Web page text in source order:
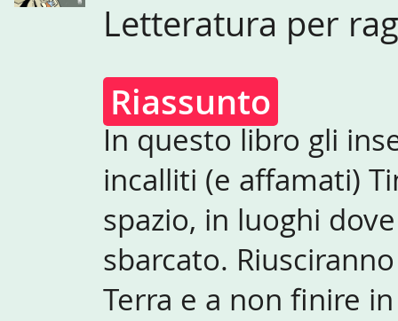
Letteratura per
Riassunto
In questo libro gli
incalliti (e affamati)
spazio, in luoghi
sbarcato.
Terra e a non finire